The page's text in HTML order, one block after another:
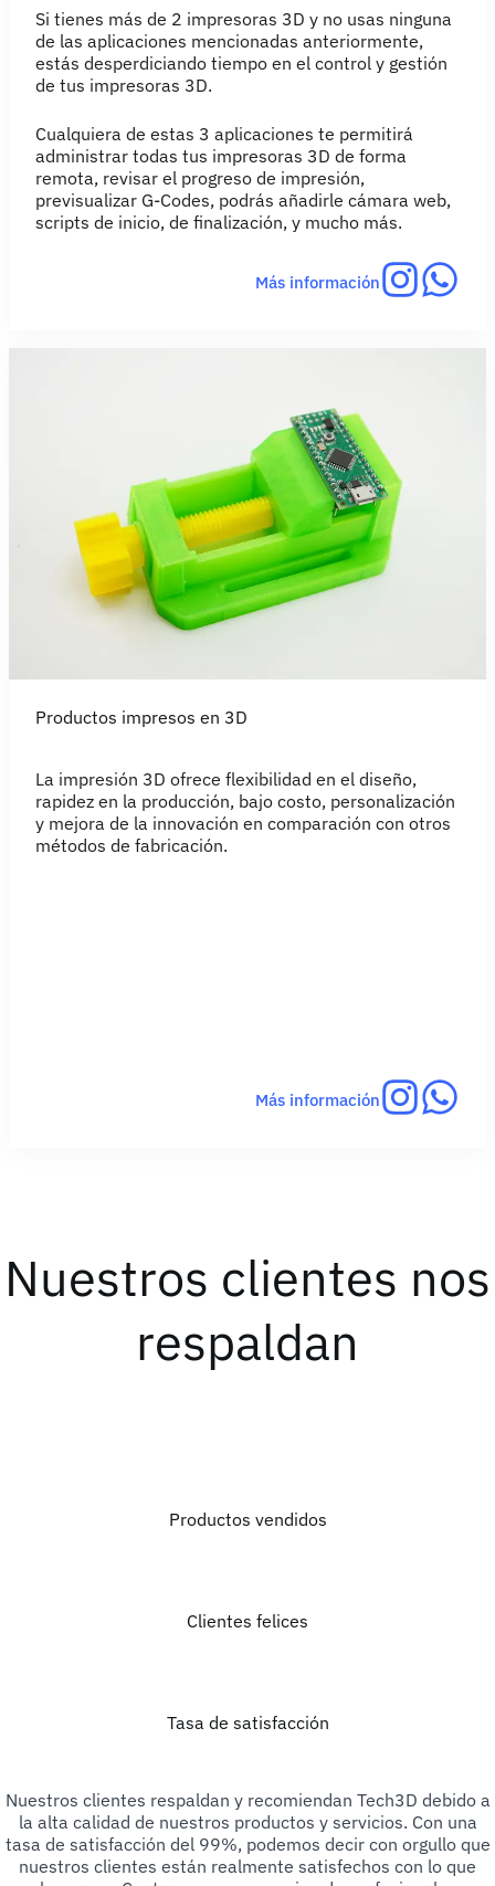
Si tienes más de 2 impresoras 3D y no usas ninguna
de las aplicaciones mencionadas anteriormente,
estás desperdiciando tiempo en el control y gestión
de tus impresoras 3D.
Cualquiera de estas 3 aplicaciones te permitirá
administrar todas tus impresoras 3D de forma
remota, revisar el progreso de impresión,
previsualizar G-Codes, podrás añadirle cámara web,
scripts de inicio, de finalización, y mucho más.
Más información
Productos impresos en 3D
La impresión 3D ofrece flexibilidad en el diseño,
rapidez en la producción, bajo costo, personalización
y mejora de la innovación en comparación con otros
métodos de fabricación.
Más información
Nuestros clientes nos
respaldan
Productos vendidos
Clientes felices
Tasa de satisfacción
Nuestros clientes respaldan y recomiendan Tech3D debido a
la alta calidad de nuestros productos y servicios. Con una
tasa de satisfacción del 99%, podemos decir con orgullo que
nuestros clientes están realmente satisfechos con lo que